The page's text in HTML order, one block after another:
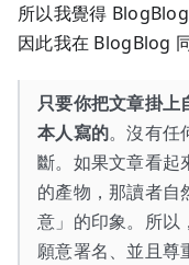
所以我覺得
因此我在 BlogBlog
只要你把文章掛上
本人寫的。沒有任
斷。如果文章看起
的產物，那讀者自
意」的印象。所以
願意署名、並且尊